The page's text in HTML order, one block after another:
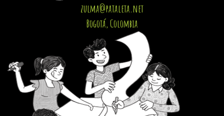
zulma@pataleta.net
Bogotá, Colombia